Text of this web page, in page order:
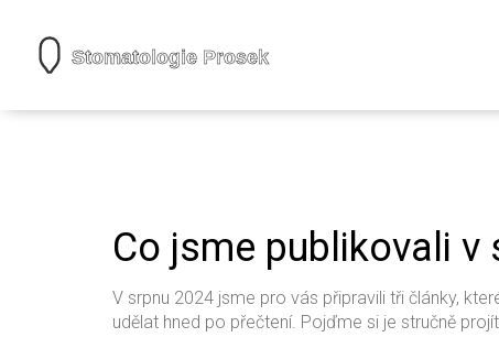
Co jsme publikovali v
V srpnu 2024 jsme pro vás připravili tři články,
udělat hned po přečtení. Pojďme si je stručně